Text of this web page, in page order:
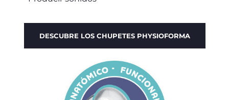
DESCUBRE LOS CHUPETES PHYSIOFORMA